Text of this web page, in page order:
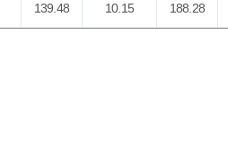
139.48 10.15 188.28